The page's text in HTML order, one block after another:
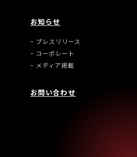
お知らせ
プレスリリース
コーポレート
メディア掲載
お問い合わせ